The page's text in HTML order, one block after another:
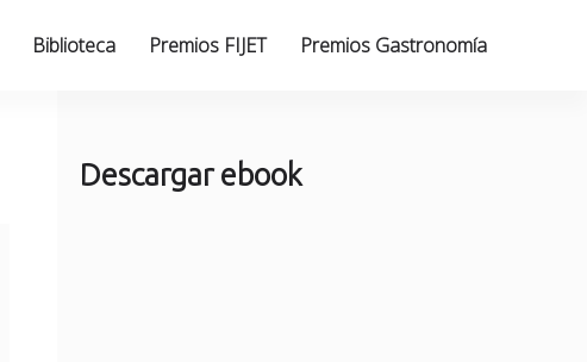
Biblioteca Premios FIJET Premios Gastronomía
Descargar ebook